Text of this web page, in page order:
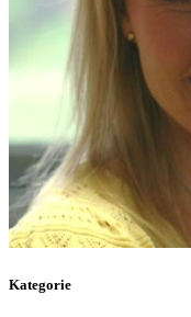
Kategorie